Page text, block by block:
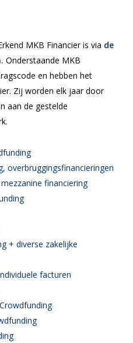
MKB Financier is via de
Onderstaande MKB
en hebben het
Zij worden elk jaar door
aan de gestelde
overbruggingsfinancieringen
financiering
+ diverse zakelijke
facturen